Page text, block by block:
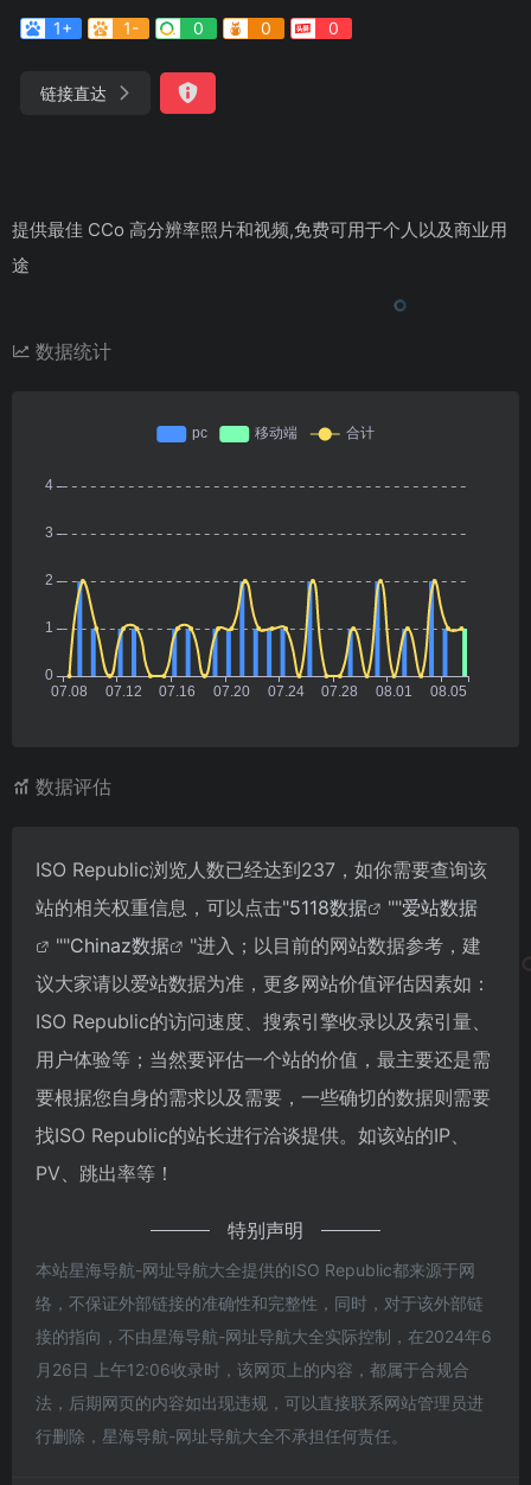
1+
1- 0 0 0
链接直达
提供最佳 CCo 高分辨率照片和视频,免费可用于个人以及商业用
途
数据统计
数据评估
ISO Republic浏览人数已经达到237，如你需要查询该
站的相关权重信息，可以点击"5118数据 ""爱站数据
""Chinaz数据
"进入；以目前的网站数据参考，建
议大家请以爱站数据为准，更多网站价值评估因素如：
ISO Republic的访问速度、搜索引擎收录以及索引量、
用户体验等；当然要评估一个站的价值，最主要还是需
要根据您自身的需求以及需要，一些确切的数据则需要
找ISO Republic的站长进行洽谈提供。如该站的IP、
PV、跳出率等！
特别声明
本站星海导航-网址导航大全提供的ISO Republic都来源于网
络，不保证外部链接的准确性和完整性，同时，对于该外部链
接的指向，不由星海导航-网址导航大全实际控制，在2024年6
月26日 上午12:06收录时，该网页上的内容，都属于合规合
法，后期网页的内容如出现违规，可以直接联系网站管理员进
行删除，星海导航-网址导航大全不承担任何责任。